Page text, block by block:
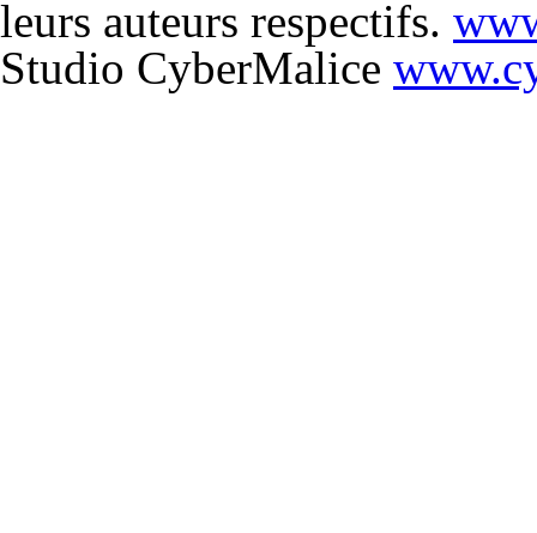
leurs auteurs respectifs.
Studio CyberMalice